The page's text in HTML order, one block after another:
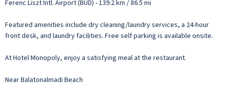
Ferenc Liszt Intl. Airport (BUD) - 139.2 km / 86.5 mi
Featured amenities include dry cleaning/laundry services, a 24-hour
front desk, and laundry facilities. Free self parking is available onsite.
At Hotel Monopoly, enjoy a satisfying meal at the restaurant.
Near Balatonalmadi Beach